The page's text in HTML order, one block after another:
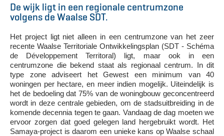
De wijk ligt in een regionale centrumzone
volgens de Waalse SDT.
Het project ligt niet alleen in een centrumzone van het zeer
recente Waalse Territoriale Ontwikkelingsplan (SDT - Schéma
de Développement Territoral) ligt, maar ook in een
centrumzone die bekend staat als regionaal centrum. In dit
type zone adviseert het Gewest een minimum van 40
woningen per hectare, en meer indien mogelijk. Uiteindelijk is
het de bedoeling dat 75% van de woningbouw geconcentreerd
wordt in deze centrale gebieden, om de stadsuitbreiding in de
komende decennia tegen te gaan. Vandaag de dag moeten we
ervoor zorgen dat goed gelegen land hergebruikt wordt. Het
Samaya-project is daarom een unieke kans op Waalse schaal